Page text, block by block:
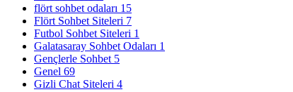
flört sohbet odaları 15
Flört Sohbet Siteleri 7
Futbol Sohbet Siteleri 1
Galatasaray Sohbet Odaları 1
Gençlerle Sohbet 5
Genel 69
Gizli Chat Siteleri 4